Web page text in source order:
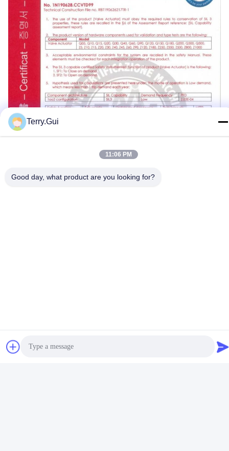
Terry.Gui
11:06 PM
Good day, what product are you looking for?